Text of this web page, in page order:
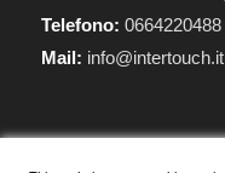
Telefono: 0664220488
Mail: info@intertouch.it